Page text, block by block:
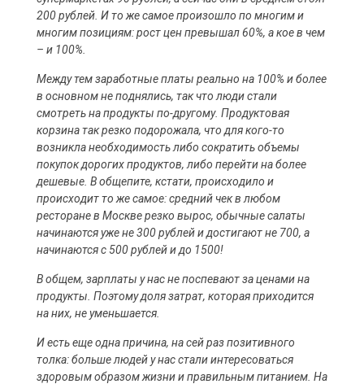
200 рублей. И то же самое произошло по многим и
многим позициям: рост цен превышал 60%, а кое в чем
– и 100%.
Между тем заработные платы реально на 100% и более
в основном не поднялись, так что люди стали
смотреть на продукты по-другому. Продуктовая
корзина так резко подорожала, что для кого-то
возникла необходимость либо сократить объемы
покупок дорогих продуктов, либо перейти на более
дешевые. В общепите, кстати, происходило и
происходит то же самое: средний чек в любом
ресторане в Москве резко вырос, обычные салаты
начинаются уже не 300 рублей и достигают не 700, а
начинаются с 500 рублей и до 1500!
В общем, зарплаты у нас не поспевают за ценами на
продукты. Поэтому доля затрат, которая приходится
на них, не уменьшается.
И есть еще одна причина, на сей раз позитивного
толка: больше людей у нас стали интересоваться
здоровым образом жизни и правильным питанием. На